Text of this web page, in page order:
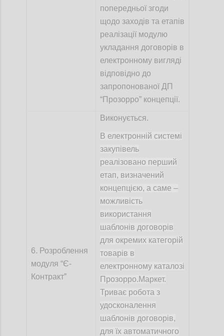
попередньої згоди
щодо заходів та етапів
реалізації модулю
укладання договорів в
електронному вигляді
відповідно до
запропонованої ДП
“Прозорро” концепції.
6. Розроблення
модуля “Є-
Контрактˮ
Виконується.
В електронній системі
закупівель
реалізовано перший
етап, визначений
концепцією, а саме –
можливість
використання
шаблонів договорів
для окремих категорій
товарів в
електронному каталозі
Прозорро.Маркет.
Триває робота з
удосконалення
шаблонів договорів,
для їх автоматичного